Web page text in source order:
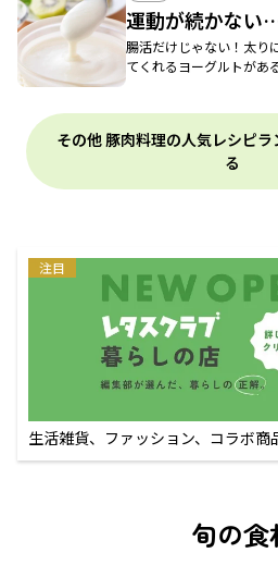
運動が続かない
腸活だけじゃない！太り
てくれるヨーグルトがあ
その他 豚肉料理の人気レシピ
る
注目
生活雑貨、ファッション、コラボ
えるECサイト
旬の食